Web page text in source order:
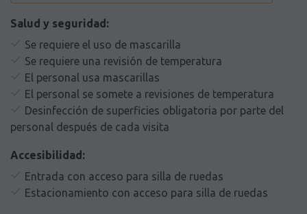
Salud y seguridad:
Se requiere el uso de mascarilla
Se requiere una revisión de temperatura
El personal usa mascarillas
El personal se somete a revisiones de temperatura
Desinfección de superficies obligatoria por parte del
personal después de cada visita
Accesibilidad:
Entrada con acceso para silla de ruedas
Estacionamiento con acceso para silla de ruedas